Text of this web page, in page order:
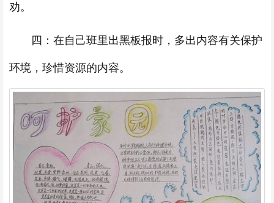
劝。
四：在自己班里出黑板报时，多出内容有关保护
环境，珍惜资源的内容。